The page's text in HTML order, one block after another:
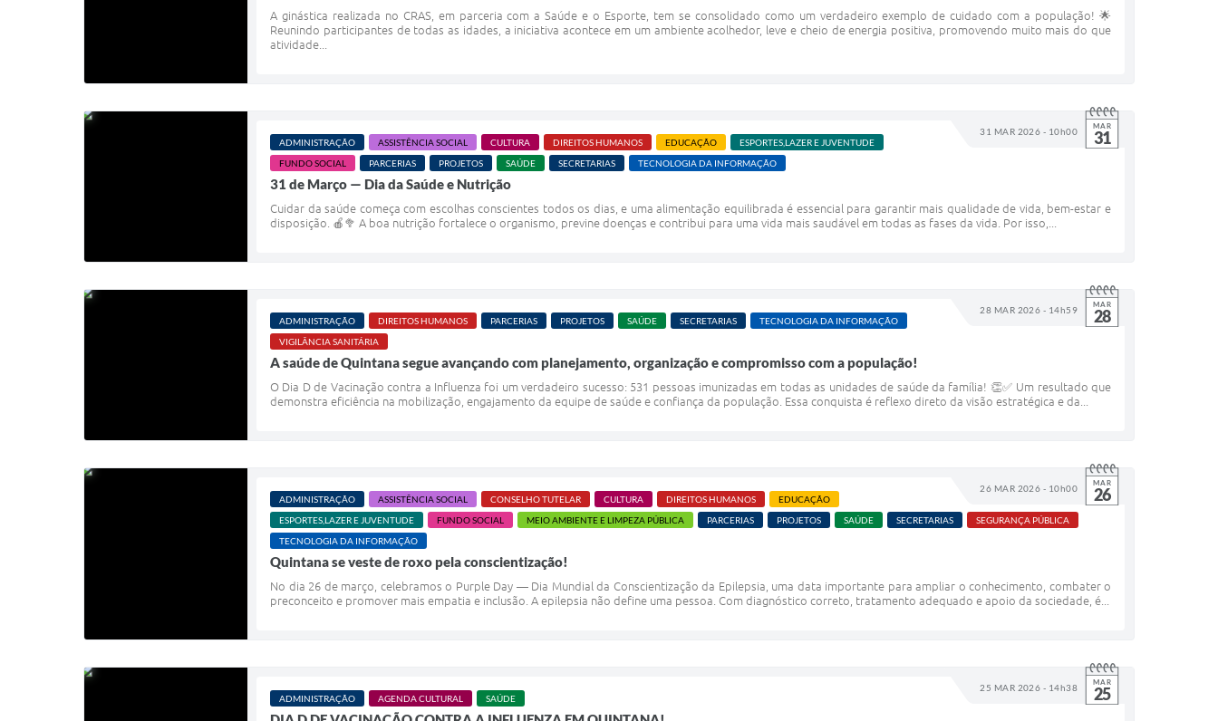
A ginástica realizada no CRAS, em parceria com a Saúde e o Esporte, tem se consolidado como um verdadeiro exemplo de cuidado com a população! 🌟
Reunindo participantes de todas as idades, a iniciativa acontece em um ambiente acolhedor, leve e cheio de energia positiva, promovendo muito mais do que
atividade...
31 MAR 2026 - 10h00 MAR
31
ADMINISTRAÇÃO ASSISTÊNCIA SOCIAL CULTURA DIREITOS HUMANOS EDUCAÇÃO
ESPORTES,LAZER E JUVENTUDE
FUNDO SOCIAL
PARCERIAS PROJETOS SAÚDE SECRETARIAS TECNOLOGIA DA INFORMAÇÃO
31 de Março — Dia da Saúde e Nutrição
Cuidar da saúde começa com escolhas conscientes todos os dias, e uma alimentação equilibrada é essencial para garantir mais qualidade de vida, bem-estar e
disposição. 🍎🥦 A boa nutrição fortalece o organismo, previne doenças e contribui para uma vida mais saudável em todas as fases da vida. Por isso,...
28 MAR 2026 - 14h59 MAR
28
ADMINISTRAÇÃO DIREITOS HUMANOS PARCERIAS PROJETOS SAÚDE SECRETARIAS
TECNOLOGIA DA INFORMAÇÃO
VIGILÂNCIA SANITÁRIA
A saúde de Quintana segue avançando com planejamento, organização e compromisso com a população!
O Dia D de Vacinação contra a Influenza foi um verdadeiro sucesso: 531 pessoas imunizadas em todas as unidades de saúde da família! 👏✅ Um resultado que
demonstra eficiência na mobilização, engajamento da equipe de saúde e confiança da população. Essa conquista é reflexo direto da visão estratégica e da...
26 MAR 2026 - 10h00 MAR
26
ADMINISTRAÇÃO ASSISTÊNCIA SOCIAL CONSELHO TUTELAR CULTURA DIREITOS HUMANOS
EDUCAÇÃO
ESPORTES,LAZER E JUVENTUDE
FUNDO SOCIAL MEIO AMBIENTE E LIMPEZA PÚBLICA PARCERIAS PROJETOS SAÚDE SECRETARIAS
SEGURANÇA PÚBLICA
TECNOLOGIA DA INFORMAÇÃO
Quintana se veste de roxo pela conscientização!
No dia 26 de março, celebramos o Purple Day — Dia Mundial da Conscientização da Epilepsia, uma data importante para ampliar o conhecimento, combater o
preconceito e promover mais empatia e inclusão. A epilepsia não define uma pessoa. Com diagnóstico correto, tratamento adequado e apoio da sociedade, é...
25 MAR 2026 - 14h38 MAR
25
ADMINISTRAÇÃO AGENDA CULTURAL SAÚDE